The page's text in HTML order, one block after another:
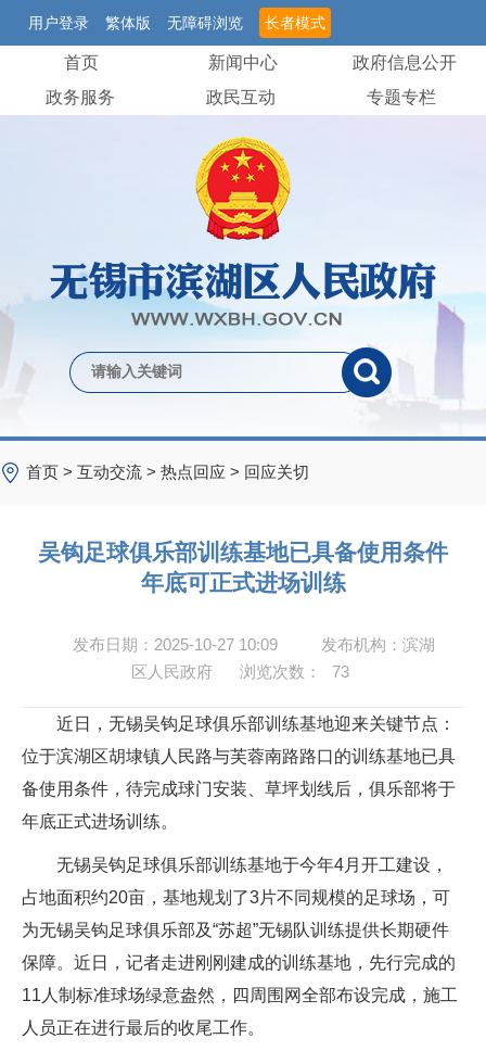
用户登录 繁体版 无障碍浏览 长者模式
首页 新闻中心
政府信息公开
政务服务
政民互动 专题专栏
首页 > 互动交流 > 热点回应 > 回应关切
吴钩足球俱乐部训练基地已具备使用条件
年底可正式进场训练
发布日期：2025-10-27 10:09
发布机构：滨湖
区人民政府
浏览次数： 73
近日，无锡吴钩足球俱乐部训练基地迎来关键节点：
位于滨湖区胡埭镇人民路与芙蓉南路路口的训练基地已具
备使用条件，待完成球门安装、草坪划线后，俱乐部将于
年底正式进场训练。
无锡吴钩足球俱乐部训练基地于今年4月开工建设，
占地面积约20亩，基地规划了3片不同规模的足球场，可
为无锡吴钩足球俱乐部及“苏超”无锡队训练提供长期硬件
保障。近日，记者走进刚刚建成的训练基地，先行完成的
11人制标准球场绿意盎然，四周围网全部布设完成，施工
人员正在进行最后的收尾工作。